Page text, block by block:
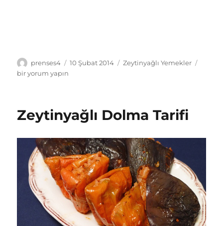
Yazar
prenses4
Yayın
10 Şubat 2014 Kategoriler
Zeytinyağlı Yemekler
bir yorum yapın
Zeytinyağlı Dolma Tarifi